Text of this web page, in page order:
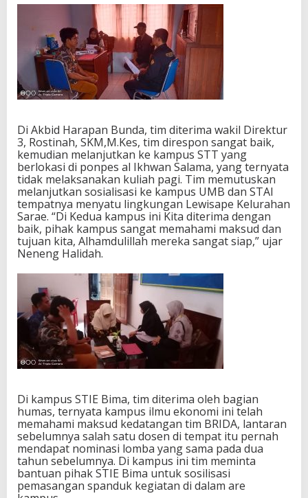
Di Akbid Harapan Bunda, tim diterima wakil Direktur
3, Rostinah, SKM,M.Kes, tim direspon sangat baik,
kemudian melanjutkan ke kampus STT yang
berlokasi di ponpes al Ikhwan Salama, yang ternyata
tidak melaksanakan kuliah pagi. Tim memutuskan
melanjutkan sosialisasi ke kampus UMB dan STAI
tempatnya menyatu lingkungan Lewisape Kelurahan
Sarae. “Di Kedua kampus ini Kita diterima dengan
baik, pihak kampus sangat memahami maksud dan
tujuan kita, Alhamdulillah mereka sangat siap,” ujar
Neneng Halidah.
Di kampus STIE Bima, tim diterima oleh bagian
humas, ternyata kampus ilmu ekonomi ini telah
memahami maksud kedatangan tim BRIDA, lantaran
sebelumnya salah satu dosen di tempat itu pernah
mendapat nominasi lomba yang sama pada dua
tahun sebelumnya. Di kampus ini tim meminta
bantuan pihak STIE Bima untuk sosilisasi
pemasangan spanduk kegiatan di dalam are